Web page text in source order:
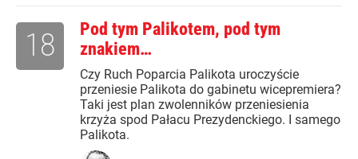
Pod tym Palikotem, pod tym
znakiem…
Czy Ruch Poparcia Palikota uroczyście
przeniesie Palikota do gabinetu wicepremiera?
Taki jest plan zwolenników przeniesienia
krzyża spod Pałacu Prezydenckiego. I samego
Palikota.
18